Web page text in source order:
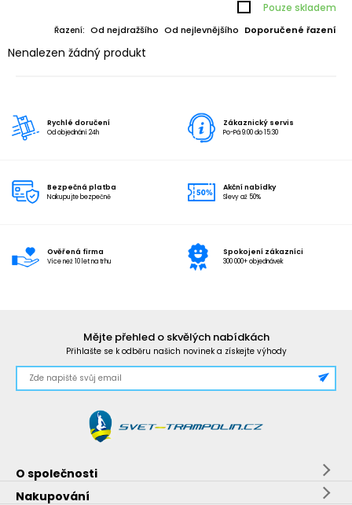
Pouze skladem
Řazení: Od nejdražšího Od nejlevnějšího Doporučené řazení
Nenalezen žádný produkt
Rychlé doručení
Od objednání 24h
Zákaznický servis
Po-Pá 9:00 do 15:30
Bezpečná platba
Nakupujte bezpečně
Akční nabídky
Slevy až 50%
Ověřená firma
Více než 10 let na trhu
Spokojení zákazníci
300 000+ objednávek
Mějte přehled o skvělých nabídkách
Přihlašte se k odběru našich novinek a získejte výhody
O společnosti
Nakupování